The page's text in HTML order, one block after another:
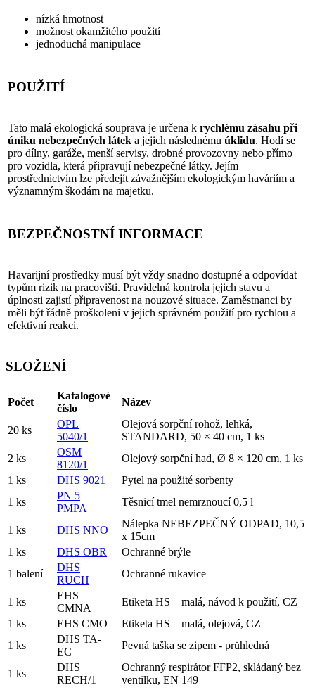
nízká hmotnost
možnost okamžitého použití
jednoduchá manipulace
POUŽITÍ
Tato malá ekologická souprava je určena k rychlému zásahu při
úniku nebezpečných látek a jejich následnému úklidu. Hodí se
pro dílny, garáže, menší servisy, drobné provozovny nebo přímo
pro vozidla, která připravují nebezpečné látky. Jejím
prostřednictvím lze předejít závažnějším ekologickým haváriím a
významným škodám na majetku.
BEZPEČNOSTNÍ INFORMACE
Havarijní prostředky musí být vždy snadno dostupné a odpovídat
typům rizik na pracovišti. Pravidelná kontrola jejich stavu a
úplnosti zajistí připravenost na nouzové situace. Zaměstnanci by
měli být řádně proškoleni v jejich správném použití pro rychlou a
efektivní reakci.
SLOŽENÍ
Počet
Katalogové
číslo
Název
20 ks
OPL
5040/1
Olejová sorpční rohož, lehká,
STANDARD, 50 × 40 cm, 1 ks
2 ks
OSM
8120/1
Olejový sorpční had, Ø 8 × 120 cm, 1 ks
1 ks
DHS 9021
Pytel na použité sorbenty
1 ks
PN 5
PMPA
Těsnicí tmel nemrznoucí 0,5 l
1 ks DHS NNO
Nálepka NEBEZPEČNÝ ODPAD, 10,5
x 15cm
1 ks
DHS OBR
Ochranné brýle
1 balení
DHS
RUCH
Ochranné rukavice
1 ks
EHS
CMNA
Etiketa HS – malá, návod k použití, CZ
1 ks
EHS CMO
Etiketa HS – malá, olejová, CZ
1 ks
DHS TA-
EC
Pevná taška se zipem - průhledná
1 ks
DHS
RECH/1
Ochranný respirátor FFP2, skládaný bez
ventilku, EN 149